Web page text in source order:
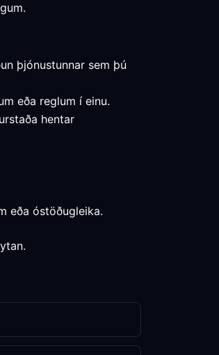
þjónustunnar sem þú
eða reglum í einu.
hentar
eða óstöðugleika.